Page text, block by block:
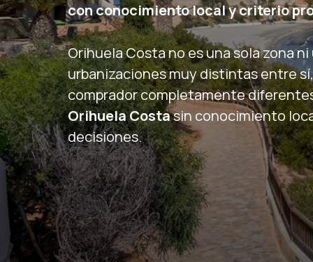
con conocimiento local y criterio
Orihuela Costa no es una sola zona
urbanizaciones muy distintas entre
comprador completamente
Orihuela Costasin conocimiento
decisiones.